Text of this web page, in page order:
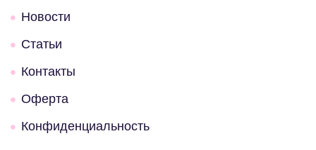
Новости
Статьи
Контакты
Оферта
Конфиденциальность